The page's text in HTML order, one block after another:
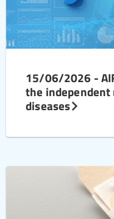
15/06/2026 -
the independent
diseases